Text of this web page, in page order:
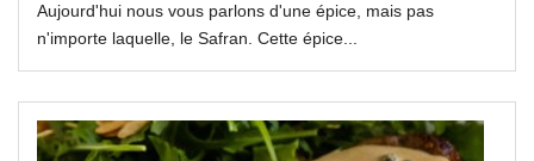
Aujourd'hui nous vous parlons d'une épice, mais pas
n'importe laquelle, le Safran. Cette épice...